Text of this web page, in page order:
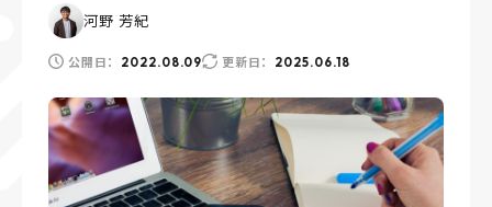
河野 芳紀
公開日： 2022.08.09 更新日： 2025.06.18